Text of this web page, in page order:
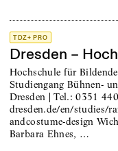
TDZ+ PRO
Dresden –
Hochschule für
Studiengang Bühnen-
Dresden | Tel.: 0351
dresden.de/en/studies/
andcostume-design
Barbara Ehnes, …